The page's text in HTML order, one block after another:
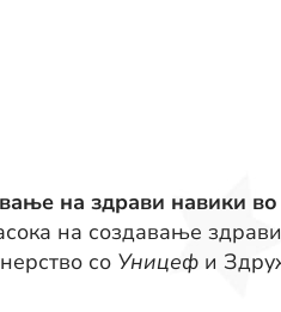
на здрави навики
на создавање
со Уницеф и